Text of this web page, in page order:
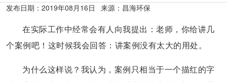
发布日期： 2019年08月16日 来源：昌海环保
在实际工作中经常会有人向我提出：老师，你给讲几
个案例吧！这时候我会回答：讲案例没有太大的用处。
为什么这样说？我认为，案例只相当于一个描红的字